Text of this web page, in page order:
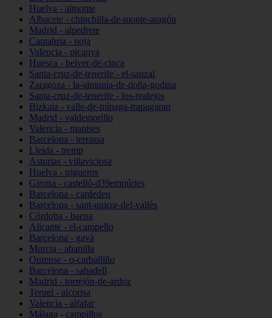
Huelva - almonte
Albacete - chinchilla-de-monte-aragón
Madrid - alpedrete
Cantabria - noja
Valencia - picanya
Huesca - belver-de-cinca
Santa-cruz-de-tenerife - el-sauzal
Zaragoza - la-almunia-de-doña-godina
Santa-cruz-de-tenerife - los-realejos
Bizkaia - valle-de-trápaga-trapagaran
Madrid - valdemorillo
Valencia - manises
Barcelona - terrassa
Lleida - tremp
Asturias - villaviciosa
Huelva - trigueros
Girona - castelló-d39empúries
Barcelona - cardedeu
Barcelona - sant-quirze-del-vallès
Córdoba - baena
Alicante - el-campello
Barcelona - gavà
Murcia - abanilla
Ourense - o-carballiño
Barcelona - sabadell
Madrid - torrejón-de-ardoz
Teruel - alcorisa
Valencia - alfafar
Málaga - campillos